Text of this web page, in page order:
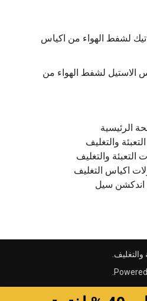
لشفط الهواء من اكياس
الاستيل لشفط الهواء من
الرئيسية
والتغليف
التعبئة والتغليف
اكياس التغليف
سيل
والتغليف